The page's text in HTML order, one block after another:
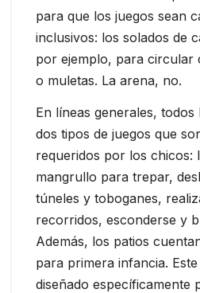
para que los juegos sean
inclusivos: los solados de
por ejemplo, para circular
o muletas. La arena, no.
En líneas generales,
dos tipos de juegos que
requeridos por los chicos:
mangrullo para trepar,
túneles y toboganes,
recorridos, esconderse y
Además, los patios
para primera infancia.
diseñado específicamente